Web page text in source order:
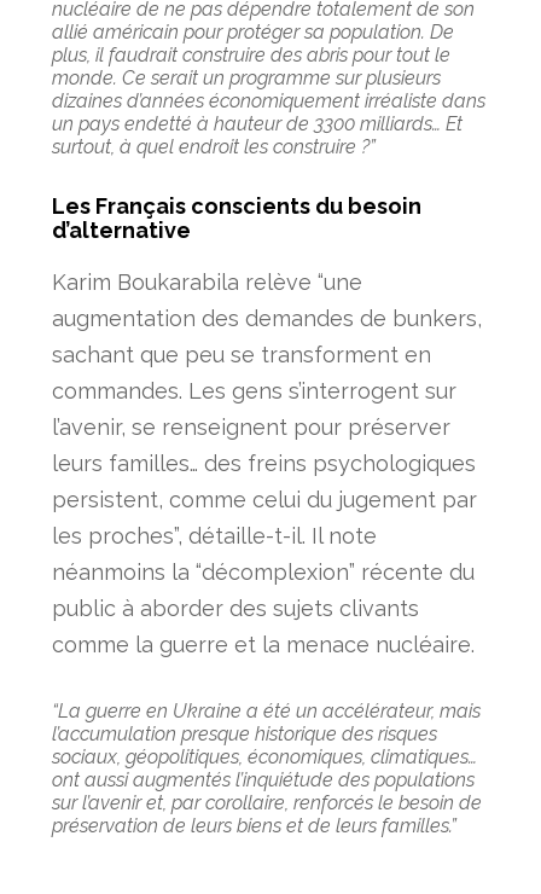
nucléaire de ne pas dépendre totalement de son
allié américain pour protéger sa population. De
plus, il faudrait construire des abris pour tout le
monde. Ce serait un programme sur plusieurs
dizaines d’années économiquement irréaliste dans
un pays endetté à hauteur de 3300 milliards… Et
surtout, à quel endroit les construire ?”
Les Français conscients du besoin
d’alternative
Karim Boukarabila relève “une
augmentation des demandes de bunkers,
sachant que peu se transforment en
commandes. Les gens s’interrogent sur
l’avenir, se renseignent pour préserver
leurs familles… des freins psychologiques
persistent, comme celui du jugement par
les proches”, détaille-t-il. Il note
néanmoins la “décomplexion” récente du
public à aborder des sujets clivants
comme la guerre et la menace nucléaire.
“La guerre en Ukraine a été un accélérateur, mais
l’accumulation presque historique des risques
sociaux, géopolitiques, économiques, climatiques…
ont aussi augmentés l’inquiétude des populations
sur l’avenir et, par corollaire, renforcés le besoin de
préservation de leurs biens et de leurs familles.”